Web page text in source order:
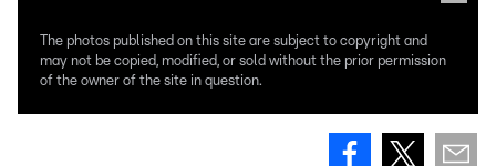
The photos published on this site are subject to copyright and
may not be copied, modified, or sold without the prior permission
of the owner of the site in question.